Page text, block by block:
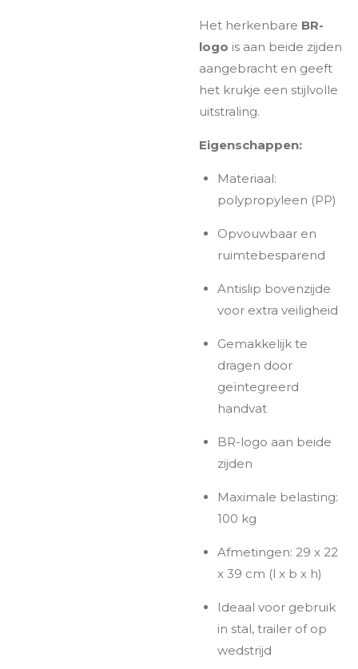
Het herkenbare BR-
logo is aan beide zijden
aangebracht en geeft
het krukje een stijlvolle
uitstraling.
Eigenschappen:
Materiaal:
polypropyleen (PP)
Opvouwbaar en
ruimtebesparend
Antislip bovenzijde
voor extra veiligheid
Gemakkelijk te
dragen door
geïntegreerd
handvat
BR-logo aan beide
zijden
Maximale belasting:
100 kg
Afmetingen: 29 x 22
x 39 cm (l x b x h)
Ideaal voor gebruik
in stal, trailer of op
wedstrijd